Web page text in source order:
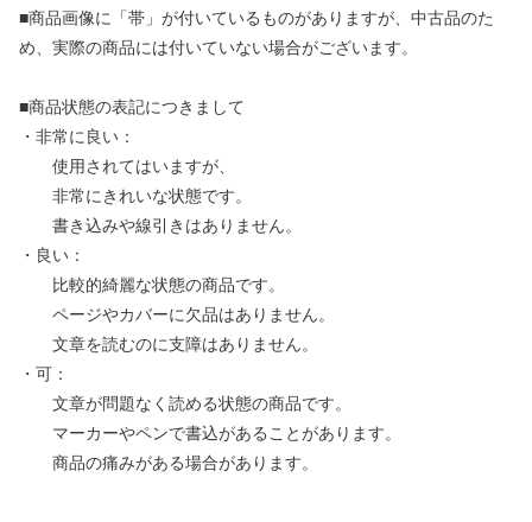
■商品画像に「帯」が付いているものがありますが、中古品のた
め、実際の商品には付いていない場合がございます。
■商品状態の表記につきまして
・非常に良い：
使用されてはいますが、
非常にきれいな状態です。
書き込みや線引きはありません。
・良い：
比較的綺麗な状態の商品です。
ページやカバーに欠品はありません。
文章を読むのに支障はありません。
・可：
文章が問題なく読める状態の商品です。
マーカーやペンで書込があることがあります。
商品の痛みがある場合があります。